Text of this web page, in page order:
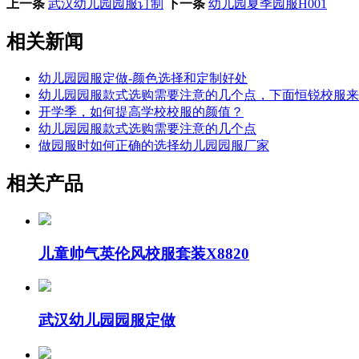
上一条 武汉幼儿园园服订制 下一条 幼儿园夏季园服H001
相关新闻
幼儿园园服定做-颜色选择和定制好处
幼儿园园服款式选购需要注意的几个点，下面恒锐校服来
开学季，如何提高学校校服的颜值？
幼儿园园服款式选购需要注意的几个点
做园服时如何正确的选择幼儿园园服厂家
相关产品
儿童帅气英伦风校服套装X8820
武汉幼儿园园服定做